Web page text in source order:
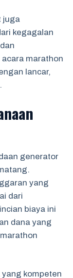
juga
kegagalan
marathon
lancar,
generator
yang
dari
biaya ini
dana yang
kompeten